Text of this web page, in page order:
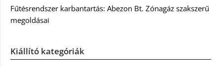
Fűtésrendszer karbantartás: Abezon Bt. Zónagáz szakszerű
megoldásai
Kiállító kategóriák